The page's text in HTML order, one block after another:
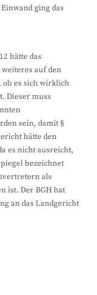
ging das
hätte das
auf den
es sich wirklich
Dieser muss
sein, damit §
hätte den
es nicht ausreicht,
bezeichnet
als
ist. Der BGH hat
an das Landgericht